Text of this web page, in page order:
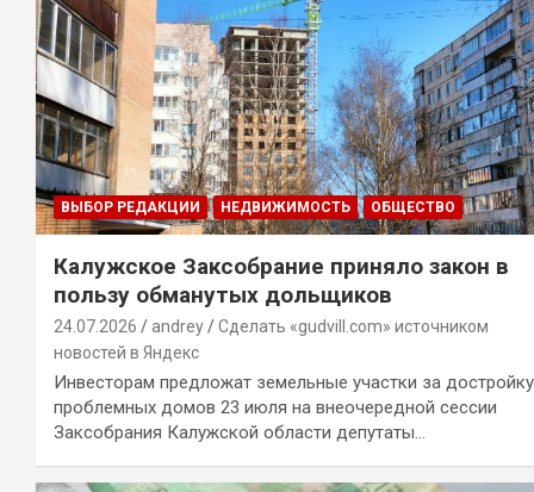
ВЫБОР РЕДАКЦИИ НЕДВИЖИМОСТЬ ОБЩЕСТВО
Калужское Заксобрание приняло закон в
пользу обманутых дольщиков
24.07.2026 andrey
Сделать «gudvill.com» источником
новостей в Яндекс
Инвесторам предложат земельные участки за достройку
проблемных домов 23 июля на внеочередной сессии
Заксобрания Калужской области депутаты…